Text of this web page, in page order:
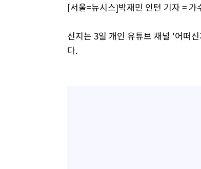
[서울=뉴시스]박재민 인턴 기자 =
신지는 3일 개인 유튜브 채널 '어떠
다.